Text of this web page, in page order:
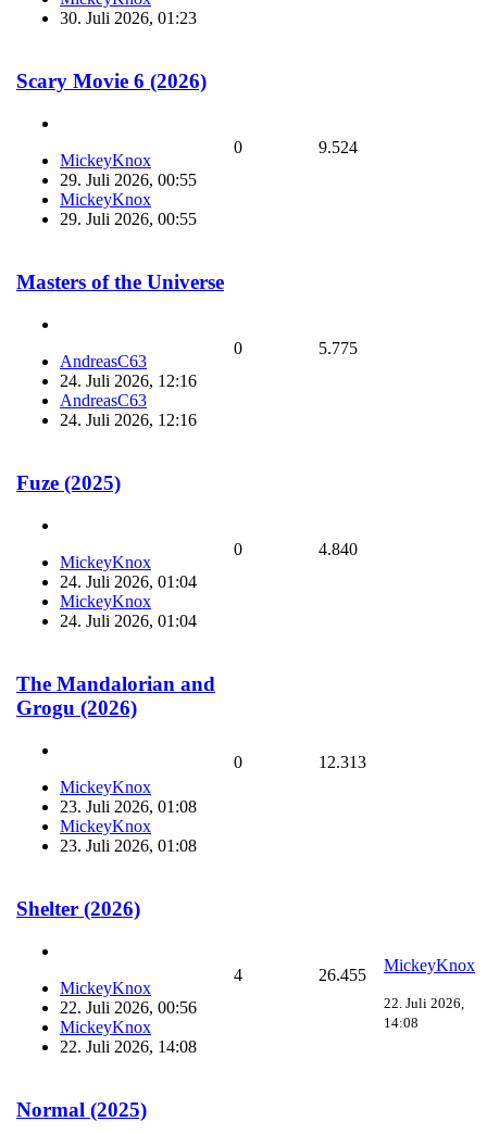
30. Juli 2026, 01:23
Scary Movie 6 (2026)
MickeyKnox
29. Juli 2026, 00:55
MickeyKnox
29. Juli 2026, 00:55
0 9.524
Masters of the Universe
AndreasC63
24. Juli 2026, 12:16
AndreasC63
24. Juli 2026, 12:16
0 5.775
Fuze (2025)
MickeyKnox
24. Juli 2026, 01:04
MickeyKnox
24. Juli 2026, 01:04
0 4.840
The Mandalorian and
Grogu (2026)
MickeyKnox
23. Juli 2026, 01:08
MickeyKnox
23. Juli 2026, 01:08
0 12.313
Shelter (2026)
MickeyKnox
22. Juli 2026, 00:56
MickeyKnox
22. Juli 2026, 14:08
4 26.455
MickeyKnox
22. Juli 2026,
14:08
Normal (2025)